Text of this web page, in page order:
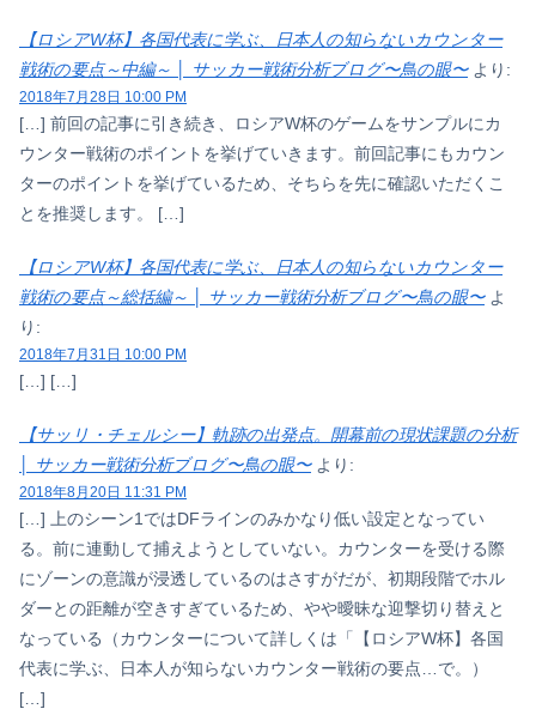
【ロシアW杯】各国代表に学ぶ、日本人の知らないカウンター
戦術の要点～中編～ │ サッカー戦術分析ブログ〜鳥の眼〜 より:
2018年7月28日 10:00 PM
[…] 前回の記事に引き続き、ロシアW杯のゲームをサンプルにカ
ウンター戦術のポイントを挙げていきます。前回記事にもカウン
ターのポイントを挙げているため、そちらを先に確認いただくこ
とを推奨します。 […]
【ロシアW杯】各国代表に学ぶ、日本人の知らないカウンター
戦術の要点～総括編～ │ サッカー戦術分析ブログ〜鳥の眼〜 よ
り:
2018年7月31日 10:00 PM
[…] […]
【サッリ・チェルシー】軌跡の出発点。開幕前の現状課題の分析
│ サッカー戦術分析ブログ〜鳥の眼〜 より:
2018年8月20日 11:31 PM
[…] 上のシーン1ではDFラインのみかなり低い設定となってい
る。前に連動して捕えようとしていない。カウンターを受ける際
にゾーンの意識が浸透しているのはさすがだが、初期段階でホル
ダーとの距離が空きすぎているため、やや曖昧な迎撃切り替えと
なっている（カウンターについて詳しくは「【ロシアW杯】各国
代表に学ぶ、日本人が知らないカウンター戦術の要点…で。）
[…]